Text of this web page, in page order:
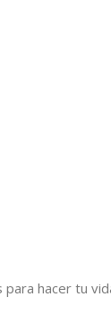
hacer tu